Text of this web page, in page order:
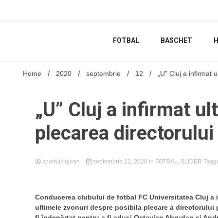
FOTBAL
BASCHET
Home 2020 septembrie 12 „U” Cluj a
„U” Cluj a infirmat
plecarea
sportulclujean septembrie 12, 2020 in FOTBAL, SLIDER
Conducerea clubului de fotbal FC Universitatea Cluj
ultimele zvonuri despre posibila plecare a directorului